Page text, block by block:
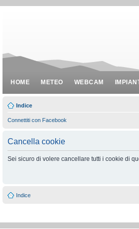
HOME METEO WEBCAM
Indice
Connettiti con Facebook
Cancella cookie
Sei sicuro di volere cancellare tutti i cookie di
Indice